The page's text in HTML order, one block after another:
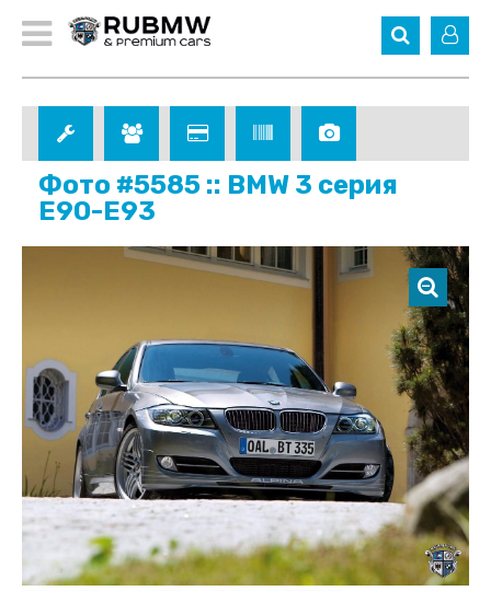
Фото #5585 :: BMW 3 серия
E90-E93